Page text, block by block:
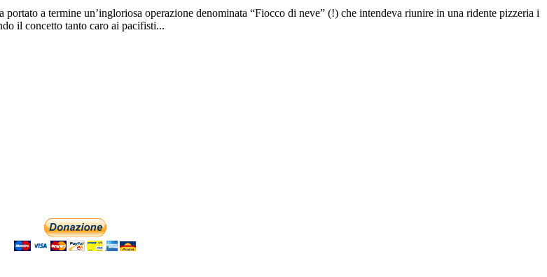
a termine un’ingloriosa operazione denominata “Fiocco di neve” (!) che intendeva riunire in una ridente pizzeria i
il concetto tanto caro ai pacifisti...